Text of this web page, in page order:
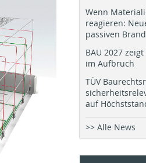
Wenn
reagieren:
passiven
BAU 2027
im Aufbruch
TÜV
auf
>> Alle News